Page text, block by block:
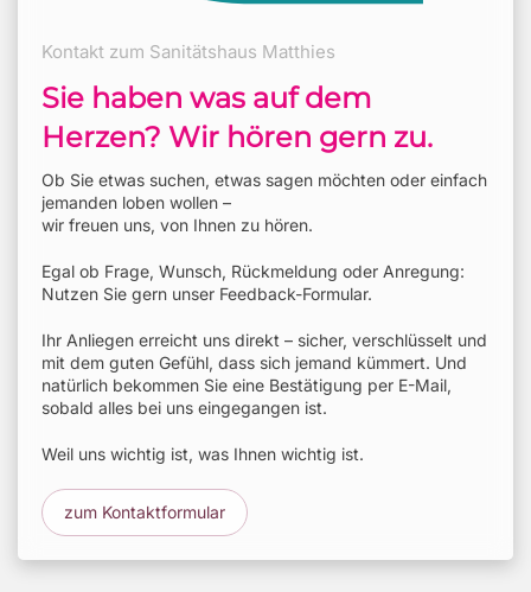
Kontakt zum Sanitätshaus Matthies
Sie haben was auf dem
Herzen? Wir hören gern zu.
Ob Sie etwas suchen, etwas sagen möchten oder einfach
jemanden loben wollen –
wir freuen uns, von Ihnen zu hören.
Egal ob Frage, Wunsch, Rückmeldung oder Anregung:
Nutzen Sie gern unser Feedback-Formular.
Ihr Anliegen erreicht uns direkt – sicher, verschlüsselt und
mit dem guten Gefühl, dass sich jemand kümmert. Und
natürlich bekommen Sie eine Bestätigung per E-Mail,
sobald alles bei uns eingegangen ist.
Weil uns wichtig ist, was Ihnen wichtig ist.
zum Kontaktformular